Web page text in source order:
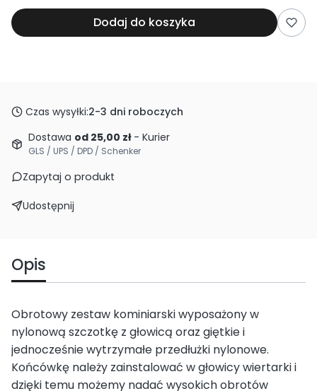
Dodaj do koszyka
Czas wysyłki:2-3 dni roboczych
Dostawa od 25,00 zł - Kurier
GLS / UPS / DPD / Schenker
Zapytaj o produkt
Udostępnij
Opis
Obrotowy zestaw kominiarski wyposażony w
nylonową szczotkę z głowicą oraz giętkie i
jednocześnie wytrzymałe przedłużki nylonowe.
Końcówkę należy zainstalować w głowicy wiertarki i
dzięki temu możemy nadać wysokich obrotów